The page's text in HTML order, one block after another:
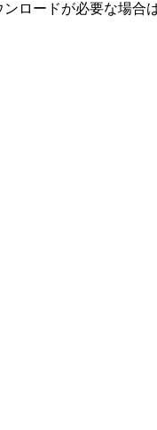
ロードが必要な場合